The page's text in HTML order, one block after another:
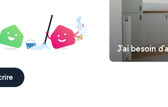
J'ai besoin